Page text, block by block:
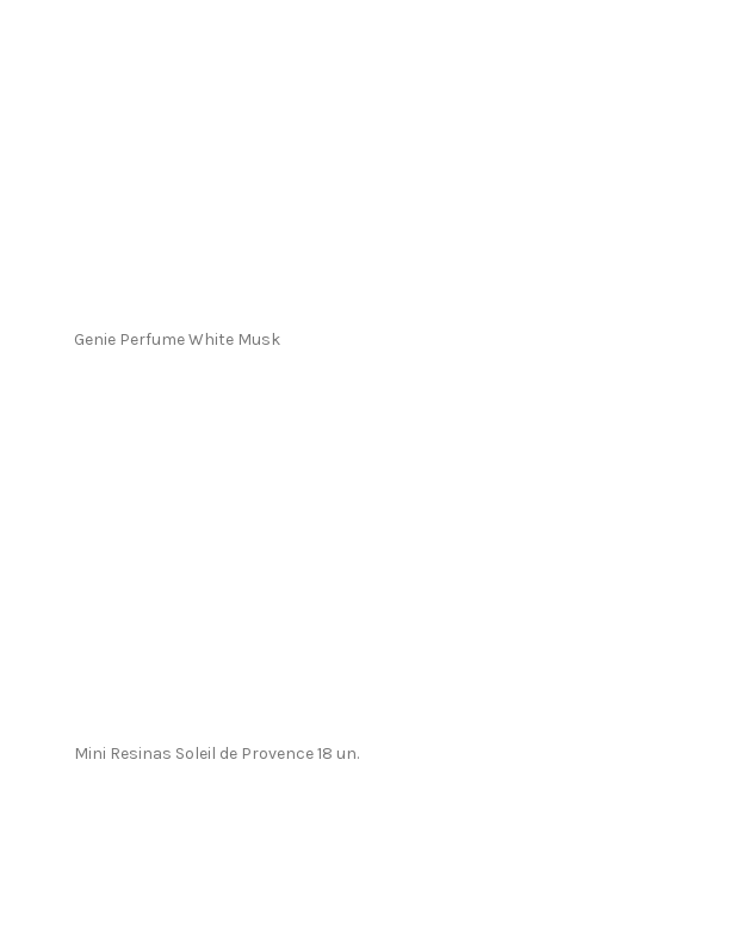
Genie Perfume White Musk
Mini Resinas Soleil de Provence 18 un.